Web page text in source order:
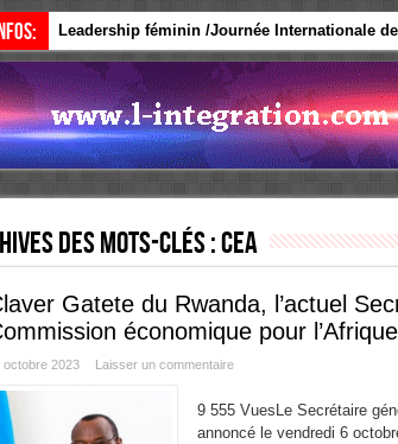
Leadership féminin /Journée Internationale
des mots-clés :CEA
Gatete du Rwanda, l’actuel
économique pour
octobre 2023 Laisser un commentaire
9 555 VuesLe Secrétaire
annoncé le vendredi 6